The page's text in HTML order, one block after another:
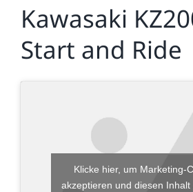
Kawasaki
Start and Ride
Klicke hier, um Marketing-
akzeptieren und diesen Inhalt